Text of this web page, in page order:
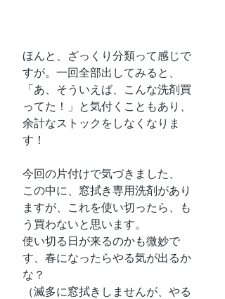
ほんと、ざっくり分類って感じで
すが。一回全部出してみると、
「あ、そういえば、こんな洗剤買
ってた！」と気付くこともあり、
余計なストックをしなくなりま
す！
今回の片付けで気づきました、
この中に、窓拭き専用洗剤があり
ますが、これを使い切ったら、も
う買わないと思います。
使い切る日が来るのかも微妙で
す、春になったらやる気が出るか
な？
（滅多に窓拭きしませんが、やる